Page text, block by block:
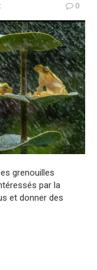
0
grenouilles
par la
et donner des